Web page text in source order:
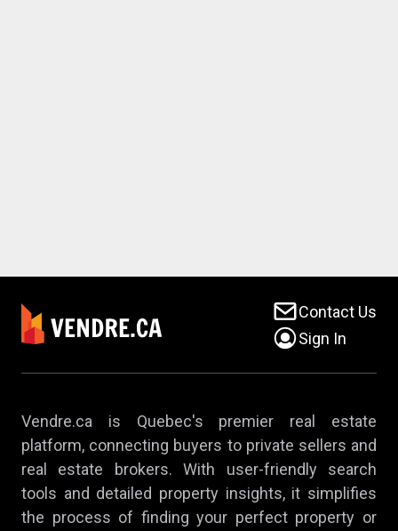
Contact Us
Sign In
Vendre.ca is Quebec's premier real estate
platform, connecting buyers to private sellers and
real estate brokers. With user-friendly search
tools and detailed property insights, it simplifies
the process of finding your perfect property or